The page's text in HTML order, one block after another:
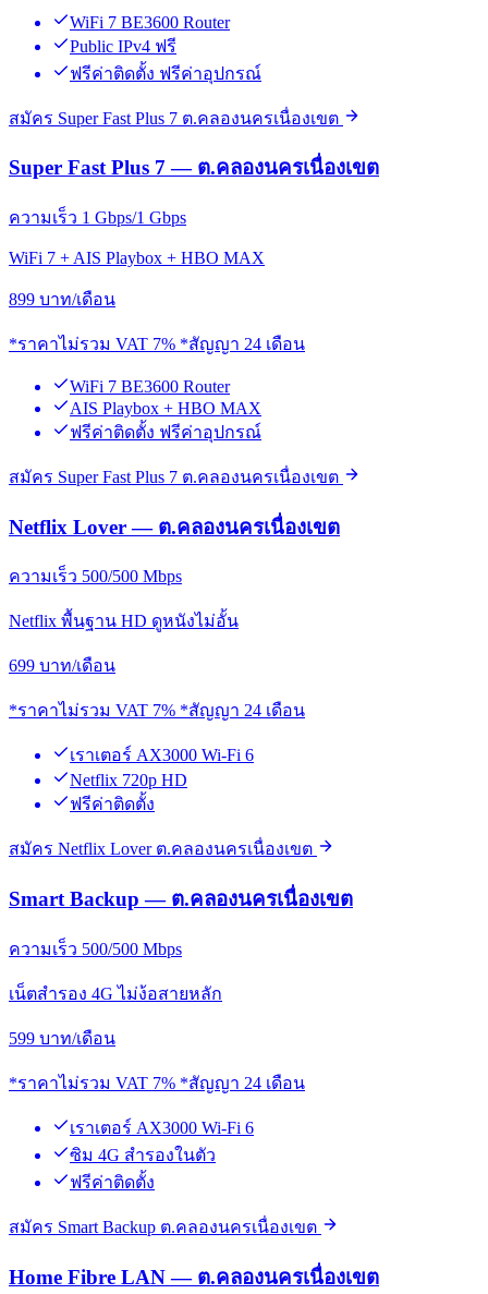
WiFi 7 BE3600 Router
Public IPv4 ฟรี
ฟรีค่าติดตั้ง ฟรีค่าอุปกรณ์
สมัคร Super Fast Plus 7 ต.คลองนครเนื่องเขต
Super Fast Plus 7 — ต.คลองนครเนื่องเขต
ความเร็ว 1 Gbps/1 Gbps
WiFi 7 + AIS Playbox + HBO MAX
899 บาท/เดือน
*ราคาไม่รวม VAT 7% *สัญญา 24 เดือน
WiFi 7 BE3600 Router
AIS Playbox + HBO MAX
ฟรีค่าติดตั้ง ฟรีค่าอุปกรณ์
สมัคร Super Fast Plus 7 ต.คลองนครเนื่องเขต
Netflix Lover — ต.คลองนครเนื่องเขต
ความเร็ว 500/500 Mbps
Netflix พื้นฐาน HD ดูหนังไม่อั้น
699 บาท/เดือน
*ราคาไม่รวม VAT 7% *สัญญา 24 เดือน
เราเตอร์ AX3000 Wi-Fi 6
Netflix 720p HD
ฟรีค่าติดตั้ง
สมัคร Netflix Lover ต.คลองนครเนื่องเขต
Smart Backup — ต.คลองนครเนื่องเขต
ความเร็ว 500/500 Mbps
เน็ตสำรอง 4G ไม่ง้อสายหลัก
599 บาท/เดือน
*ราคาไม่รวม VAT 7% *สัญญา 24 เดือน
เราเตอร์ AX3000 Wi-Fi 6
ซิม 4G สำรองในตัว
ฟรีค่าติดตั้ง
สมัคร Smart Backup ต.คลองนครเนื่องเขต
Home Fibre LAN — ต.คลองนครเนื่องเขต